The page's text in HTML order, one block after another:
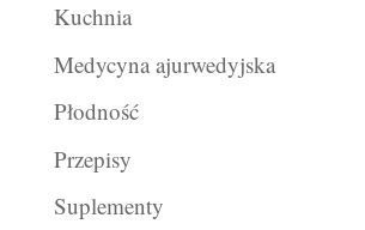
Kuchnia
Medycyna ajurwedyjska
Płodność
Przepisy
Suplementy